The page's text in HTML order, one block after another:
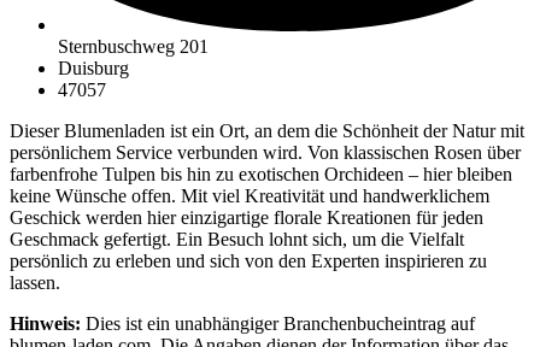
Sternbuschweg 201
Duisburg
47057
Dieser Blumenladen ist ein Ort, an dem die Schönheit der Natur mit
persönlichem Service verbunden wird. Von klassischen Rosen über
farbenfrohe Tulpen bis hin zu exotischen Orchideen – hier bleiben
keine Wünsche offen. Mit viel Kreativität und handwerklichem
Geschick werden hier einzigartige florale Kreationen für jeden
Geschmack gefertigt. Ein Besuch lohnt sich, um die Vielfalt
persönlich zu erleben und sich von den Experten inspirieren zu
lassen.
Hinweis: Dies ist ein unabhängiger Branchenbucheintrag auf